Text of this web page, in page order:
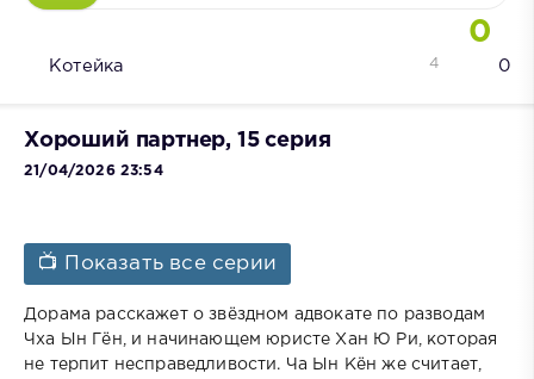
0
Котейка 0
4
Хороший партнер, 15 серия
21/04/2026 23:54
📺 Показать все серии
Дорама расскажет о звёздном адвокате по разводам
Чха Ын Гён, и начинающем юристе Хан Ю Ри, которая
не терпит несправедливости. Ча Ын Кён же считает,